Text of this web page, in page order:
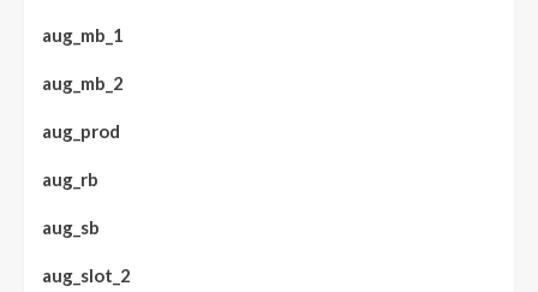
aug_mb_1
aug_mb_2
aug_prod
aug_rb
aug_sb
aug_slot_2